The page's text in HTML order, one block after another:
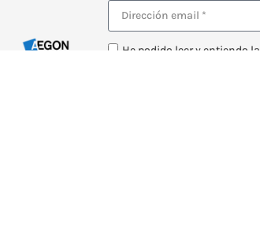
He podido leer y entiendo la